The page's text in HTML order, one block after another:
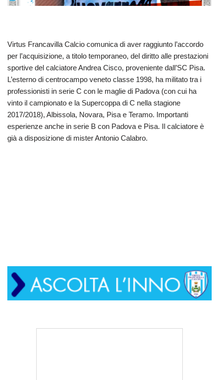
Virtus Francavilla Calcio comunica di aver raggiunto l’accordo
per l’acquisizione, a titolo temporaneo, del diritto alle prestazioni
sportive del calciatore Andrea Cisco, proveniente dall’SC Pisa.
L’esterno di centrocampo veneto classe 1998, ha militato tra i
professionisti in serie C con le maglie di Padova (con cui ha
vinto il campionato e la Supercoppa di C nella stagione
2017/2018), Albissola, Novara, Pisa e Teramo. Importanti
esperienze anche in serie B con Padova e Pisa. Il calciatore è
già a disposizione di mister Antonio Calabro.